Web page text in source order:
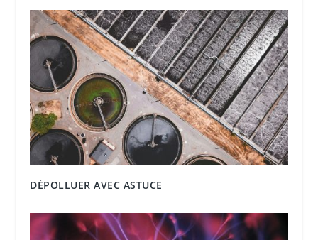
DÉPOLLUER AVEC ASTUCE